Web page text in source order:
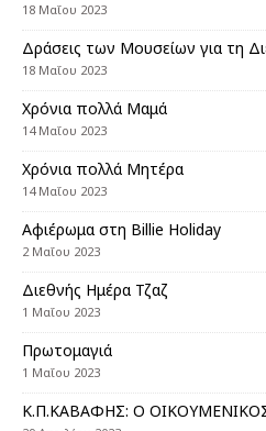
18 Μαΐου 2023
Δράσεις των Μουσείων για τη
18 Μαΐου 2023
Χρόνια πολλά Μαμά
14 Μαΐου 2023
Χρόνια πολλά Μητέρα
14 Μαΐου 2023
Αφιέρωμα στη Billie Ηoliday
2 Μαΐου 2023
Διεθνής Ημέρα Τζαζ
1 Μαΐου 2023
Πρωτομαγιά
1 Μαΐου 2023
Κ.Π.ΚΑΒΑΦΗΣ: Ο